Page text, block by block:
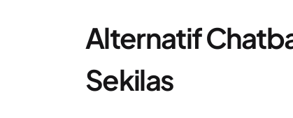
Alternatif
Sekilas